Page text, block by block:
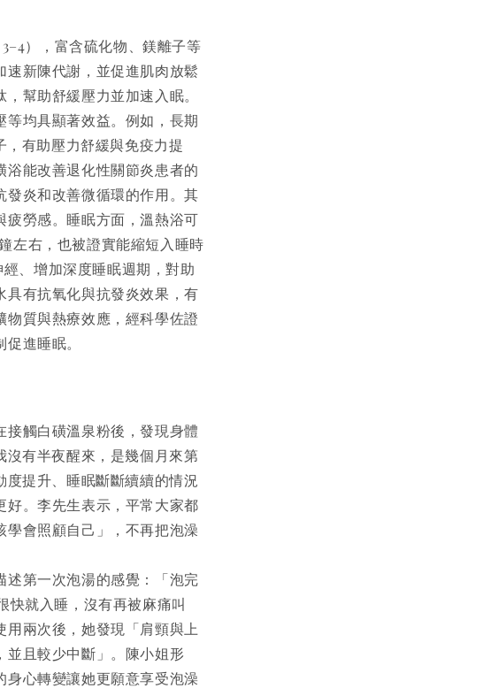
），富含硫化物、鎂離子等
新陳代謝，並促進肌肉放鬆
幫助舒緩壓力並加速入眠。
均具顯著效益。例如，長期
有助壓力舒緩與免疫力提
能改善退化性關節炎患者的
發炎和改善微循環的作用。其
勞感。睡眠方面，溫熱浴可
左右，也被證實能縮短入睡時
、增加深度睡眠週期，對助
有抗氧化與抗發炎效果，有
質與熱療效應，經科學佐證
進睡眠。
觸白磺溫泉粉後，發現身體
有半夜醒來，是幾個月來第
提升、睡眠斷斷續續的情況
。李先生表示，平常大家都
會照顧自己」，不再把泡澡
述第一次泡湯的感覺：「泡完
快就入睡，沒有再被麻痛叫
兩次後，她發現「肩頸與上
且較少中斷」。陳小姐形
心轉變讓她更願意享受泡澡